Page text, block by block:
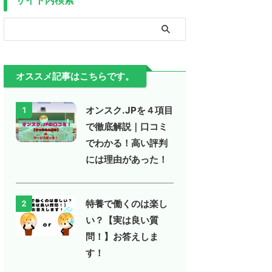
オススメ記事はこちらです。
1
オンスク.JPを４項目
で徹底解説｜口コミ
でわかる！高い評判
には理由があった！
2
特養で働くのは楽し
い？【実は良い質
問！】お答えしま
す！